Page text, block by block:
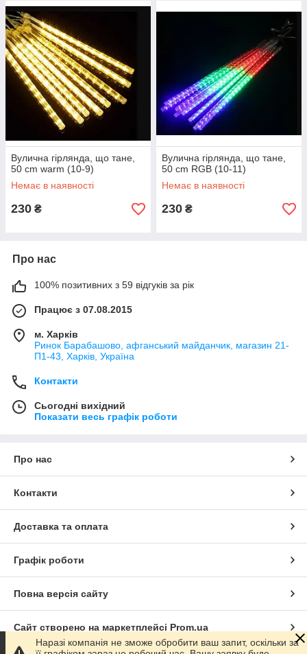
Вулична гірлянда, що тане,
50 cm warm (10-9)
Немає в наявності
230 ₴
Вулична гірлянда, що тане,
50 cm RGB (10-11)
Немає в наявності
230 ₴
Про нас
100% позитивних з 59 відгуків за рік
Працює з 07.08.2015
м. Харків
Ринок Барабашово, афганський майданчик, магазин 21-
П1-43, Харків, Україна
Контакти
Сьогодні вихідний
Показати весь графік роботи
Про нас
Контакти
Доставка та оплата
Графік роботи
Повна версія сайту
Сайт створено на маркетплейсі Prom.ua
Наразі компанія не зможе обробити ваш запит, оскільки за